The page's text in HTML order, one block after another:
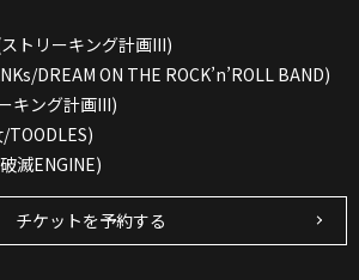
トリーキング計画III)
DREAM ON THE ROCK’n’ROLL BAND)
キング計画III)
TOODLES)
滅ENGINE)
チケットを予約する